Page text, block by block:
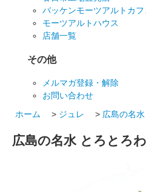
バッケンモーツアルトカフ
モーツアルトハウス
店舗一覧
その他
メルマガ登録・解除
お問い合わせ
ホーム
> ジュレ > 広島の名
広島の名水 とろとろ